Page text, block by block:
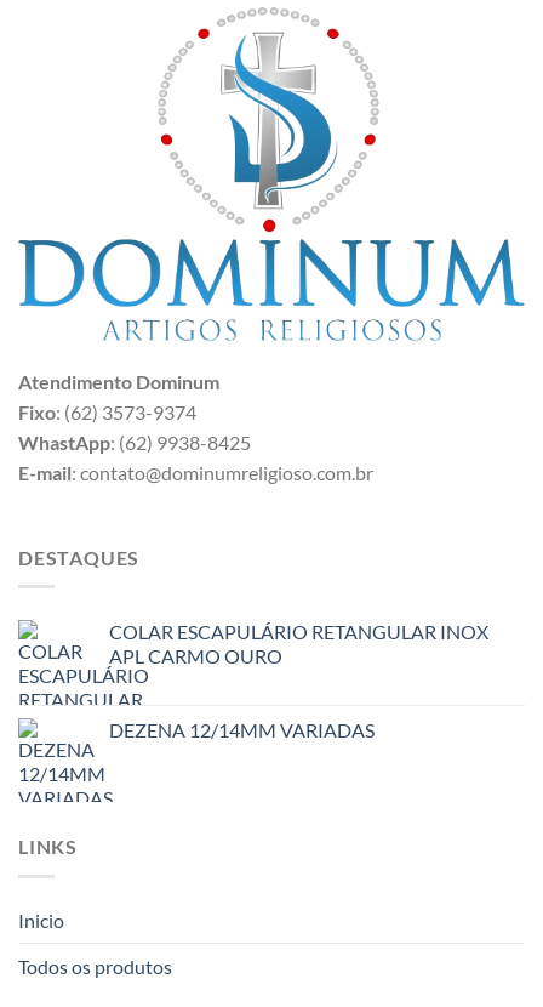
Atendimento Dominum
Fixo: (62) 3573-9374
WhastApp: (62) 9938-8425
E-mail: contato@dominumreligioso.com.br
DESTAQUES
COLAR ESCAPULÁRIO RETANGULAR INOX
APL CARMO OURO
DEZENA 12/14MM VARIADAS
LINKS
Inicio
Todos os produtos